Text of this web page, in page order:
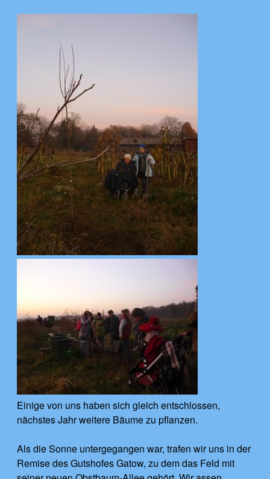
Einige von uns haben sich gleich entschlossen,
nächstes Jahr weitere Bäume zu pflanzen.
Als die Sonne untergegangen war, trafen wir uns in der
Remise des Gutshofes Gatow, zu dem das Feld mit